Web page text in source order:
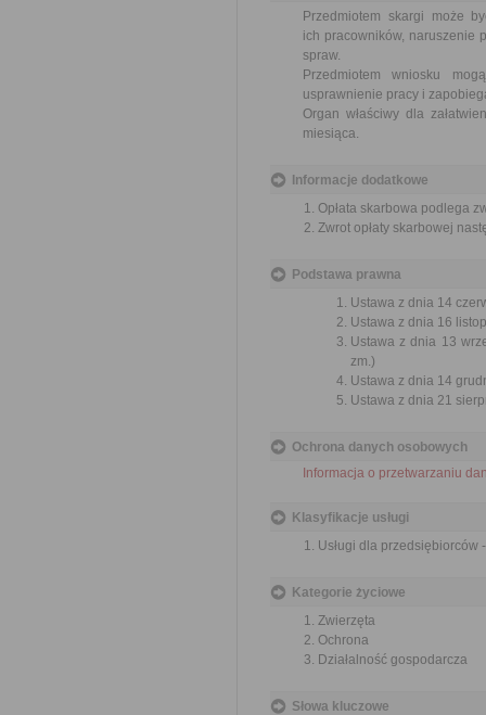
Przedmiotem skargi może
ich pracowników, naruszenie
spraw.
Przedmiotem wniosku
usprawnienie pracy i
Organ właściwy dla
miesiąca.
Informacje dodatkowe
Opłata skarbowa podlega
Zwrot opłaty skarbowej
Podstawa prawna
Ustawa z dnia 14
Ustawa z dnia 16
Ustawa z dnia 13
zm.)
Ustawa z dnia 14
Ustawa z dnia 21
Ochrona danych osobowych
Informacja o przetwarzaniu
Klasyfikacje usługi
Usługi dla przedsiębiorców
Kategorie życiowe
Zwierzęta
Ochrona
Działalność gospodarcza
Słowa kluczowe